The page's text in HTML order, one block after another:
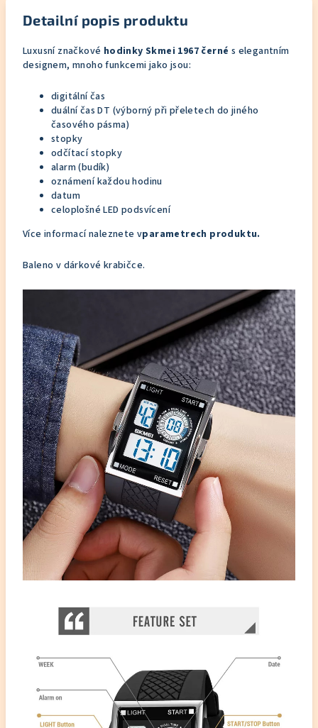
Detailní popis produktu
Luxusní značkové hodinky Skmei 1967 černé s elegantním
designem, mnoho funkcemi jako jsou:
digitální čas
duální čas DT (výborný při přeletech do jiného
časového pásma)
stopky
odčítací stopky
alarm (budík)
oznámení každou hodinu
datum
celoplošné LED podsvícení
Více informací naleznete vparametrech produktu.
Baleno v dárkové krabičce.